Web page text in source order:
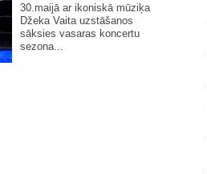
30.maijā ar ikoniskā mūziķa
Džeka Vaita uzstāšanos
sāksies vasaras koncertu
sezona...